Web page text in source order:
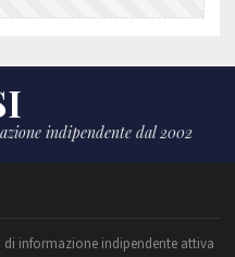
indipendente dal 2002
di informazione indipendente attiva